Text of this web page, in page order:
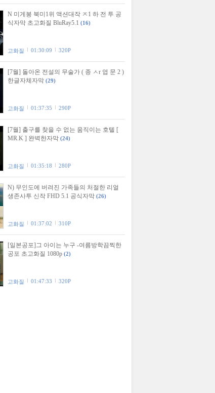
N 미게봉 북미1위 액션대작 ㅈ1 하 전 투 공
식자막 초고화질 BluRay5.1 (16)
고화질 01:30:09 320P
[7월] 돌아온 전설의 무술가 ( 종 ㅅr 엽 문 2 )
한글자체자막 (29)
고화질 01:37:35 290P
[7월] 출구를 찾을 수 없는 움직이는 호텔 [
MR.K ] 완벽한자막 (24)
고화질 01:35:18 280P
N) 무인도에 버려진 가족들의 처절한 리얼
생존사투 신작 FHD 5.1 공식자막 (26)
고화질 01:37:02 310P
[일본공포]그 아이는 누구 -여름방학끔찍한
공포 초고화질 1080p (2)
고화질 01:47:33 320P